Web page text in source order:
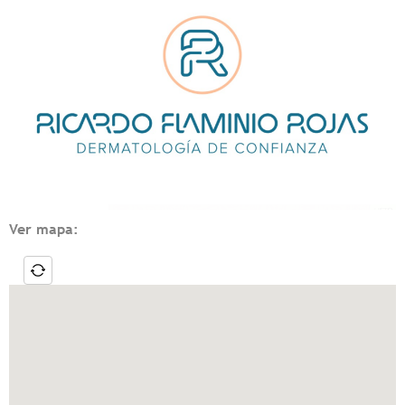
Ver mapa: